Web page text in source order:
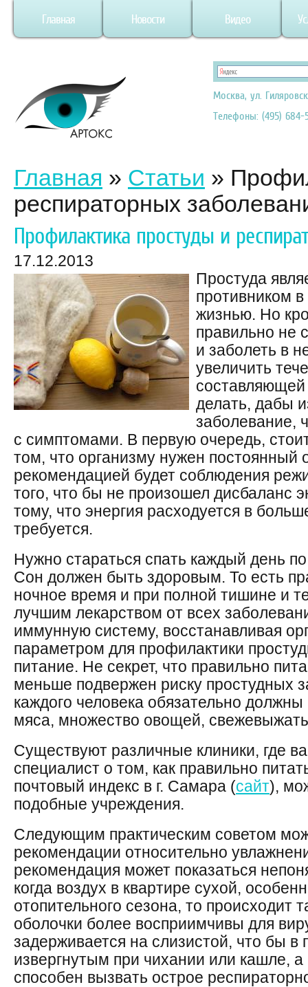
Главная Новости Видео
Москва, ул.
Телефоны: (495) 684-
Главная » Статьи »
респираторных
Профилактика простуды и
17.12.2013
Простуда
противником
жизнью. Но
правильно не
и заболеть в
увеличить
делать, дабы
заболевание,
с симптомами. В первую очередь,
том, что организму нужен
рекомендацией будет соблюдения
того, что бы не произошел дисбаланс
тому, что энергия расходуется в
требуется.
Нужно стараться спать каждый день
Сон должен быть здоровым. То есть
ночное время и при полной тишине и
лучшим лекарством от всех
иммунную систему, восстанавливая
параметром для профилактики
питание. Не секрет, что правильно
меньше подвержен риску простудных
каждого человека обязательно
мяса, множество овощей,
Существуют различные клиники, где
специалист о том, как правильно
почтовый индекс в г. Самара (сайт),
подобные учреждения.
Следующим практическим советом
рекомендации относительно
рекомендация может показаться
когда воздух в квартире сухой,
отопительного сезона, то происходит
оболочки более восприимчивы для
задерживается на слизистой, что бы в
извергнутым при чихании или кашле,
способен вызвать острое